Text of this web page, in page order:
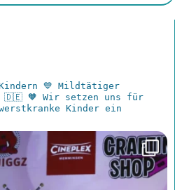
💙 Mildtätiger
🇩🇪 🧡 Wir setzen uns für
Kinder ein